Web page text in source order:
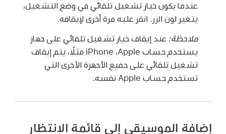
عندما يكون خيار تشغيل تلقائي في وضع التشغيل،
يتغير لون الزر. انقر عليه مرة أخرى لإيقافه.
ملاحظة: عند إيقاف خيار تشغيل تلقائي على جهاز
يستخدم حساب Apple، ‏iPhone مثلًا، يتم إيقاف
تشغيل تلقائي على جميع الأجهزة الأخرى التي
تستخدم حساب Apple نفسه.
إضافة الموسيقى إلى قائمة الانتظار